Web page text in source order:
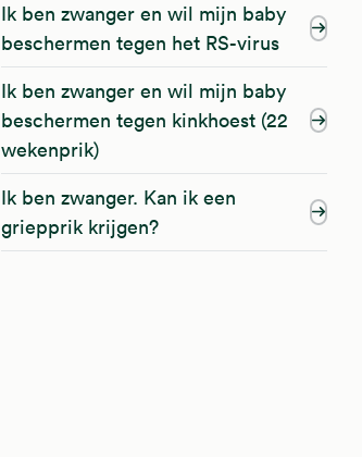
Ik ben zwanger en wil mijn baby
beschermen tegen het RS-virus
Ik ben zwanger en wil mijn baby
beschermen tegen kinkhoest (22
wekenprik)
Ik ben zwanger. Kan ik een
griepprik krijgen?